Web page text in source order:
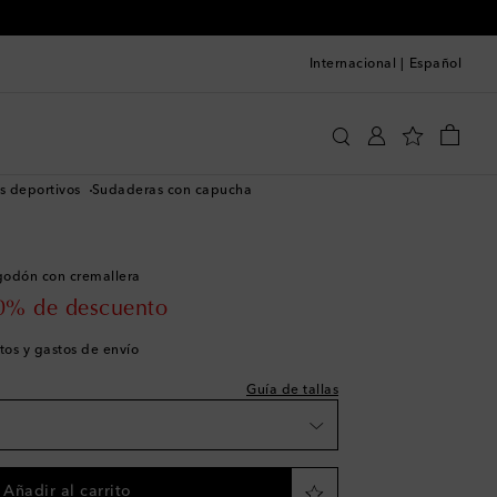
Internacional Español
deportivos
Sudaderas con capucha
con cremallera
de descuento
y gastos de envío
Guía de tallas
la wishlist
pieza
Añadir al carrito